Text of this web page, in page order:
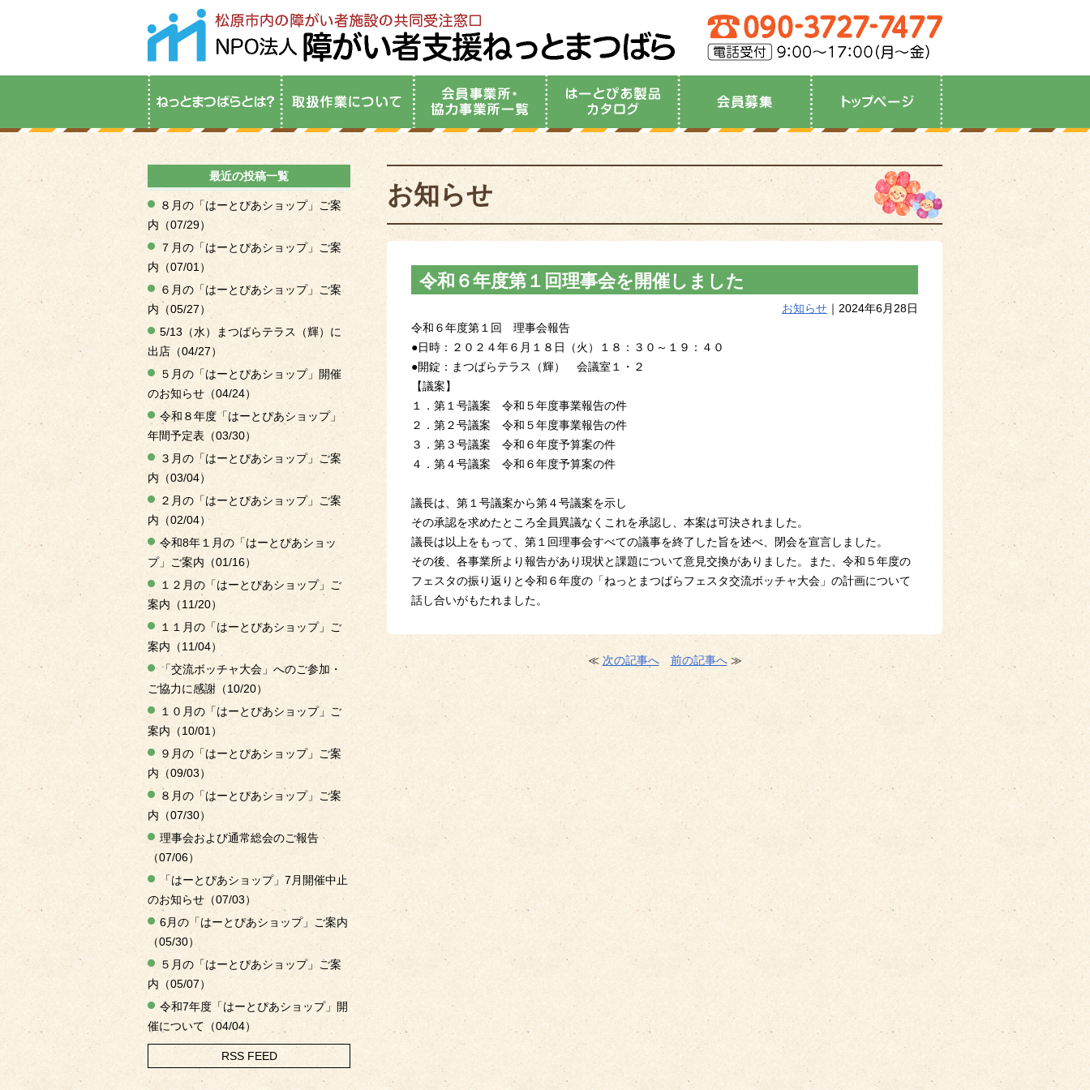
最近の投稿一覧
８月の「はーとぴあショップ」ご案
内（07/29）
７月の「はーとぴあショップ」ご案
内（07/01）
６月の「はーとぴあショップ」ご案
内（05/27）
5/13（水）まつばらテラス（輝）に
出店（04/27）
５月の「はーとぴあショップ」開催
のお知らせ（04/24）
令和８年度「はーとぴあショップ」
年間予定表（03/30）
３月の「はーとぴあショップ」ご案
内（03/04）
２月の「はーとぴあショップ」ご案
内（02/04）
令和8年１月の「はーとぴあショッ
プ」ご案内（01/16）
１２月の「はーとぴあショップ」ご
案内（11/20）
１１月の「はーとぴあショップ」ご
案内（11/04）
「交流ボッチャ大会」へのご参加・
ご協力に感謝（10/20）
１０月の「はーとぴあショップ」ご
案内（10/01）
９月の「はーとぴあショップ」ご案
内（09/03）
８月の「はーとぴあショップ」ご案
内（07/30）
理事会および通常総会のご報告
（07/06）
「はーとぴあショップ」7月開催中止
のお知らせ（07/03）
6月の「はーとぴあショップ」ご案内
（05/30）
５月の「はーとぴあショップ」ご案
内（05/07）
令和7年度「はーとぴあショップ」開
催について（04/04）
RSS FEED
お知らせ
令和６年度第１回理事会を開催しました
お知らせ ｜2024年6月28日
令和６年度第１回 理事会報告
●日時：２０２４年６月１８日（火）１８：３０～１９：４０
●開錠：まつばらテラス（輝） 会議室１・２
【議案】
１．第１号議案 令和５年度事業報告の件
２．第２号議案 令和５年度事業報告の件
３．第３号議案 令和６年度予算案の件
４．第４号議案 令和６年度予算案の件
議長は、第１号議案から第４号議案を示し
その承認を求めたところ全員異議なくこれを承認し、本案は可決されました。
議長は以上をもって、第１回理事会すべての議事を終了した旨を述べ、閉会を宣言しました。
その後、各事業所より報告があり現状と課題について意見交換がありました。また、令和５年度の
フェスタの振り返りと令和６年度の「ねっとまつばらフェスタ交流ボッチャ大会」の計画について
話し合いがもたれました。
≪ 次の記事へ 前の記事へ≫